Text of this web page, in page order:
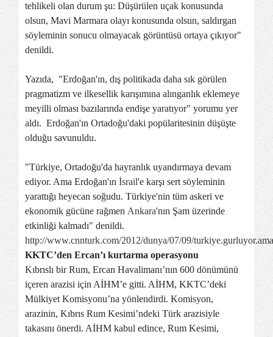
tehlikeli olan durum şu: Düşürülen uçak konusunda
olsun, Mavi Marmara olayı konusunda olsun, saldırgan
söyleminin sonucu olmayacak görüntüsü ortaya çıkıyor"
denildi.
Yazıda, "Erdoğan'ın, dış politikada daha sık görülen
pragmatizm ve ilkesellik karışımına alınganlık eklemeye
meyilli olması bazılarında endişe yaratıyor" yorumu yer
aldı. Erdoğan'ın Ortadoğu'daki popülaritesinin düşüşte
olduğu savunuldu.
"Türkiye, Ortadoğu'da hayranlık uyandırmaya devam
ediyor. Ama Erdoğan'ın İsrail'e karşı sert söyleminin
yarattığı heyecan soğudu. Türkiye'nin tüm askeri ve
ekonomik gücüne rağmen Ankara'nın Şam üzerinde
etkinliği kalmadı" denildi.
http://www.cnnturk.com/2012/dunya/07/09/
KKTC’den Ercan’ı kurtarma operasyonu
Kıbrıslı bir Rum, Ercan Havalimanı’nın 600 dönümünü
içeren arazisi için AİHM’e gitti. AİHM, KKTC’deki
Mülkiyet Komisyonu’na yönlendirdi. Komisyon,
arazinin, Kıbrıs Rum Kesimi’ndeki Türk arazisiyle
takasını önerdi. AİHM kabul edince, Rum Kesimi,